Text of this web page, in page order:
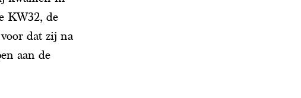
KW32, de
dat zij na
aan de